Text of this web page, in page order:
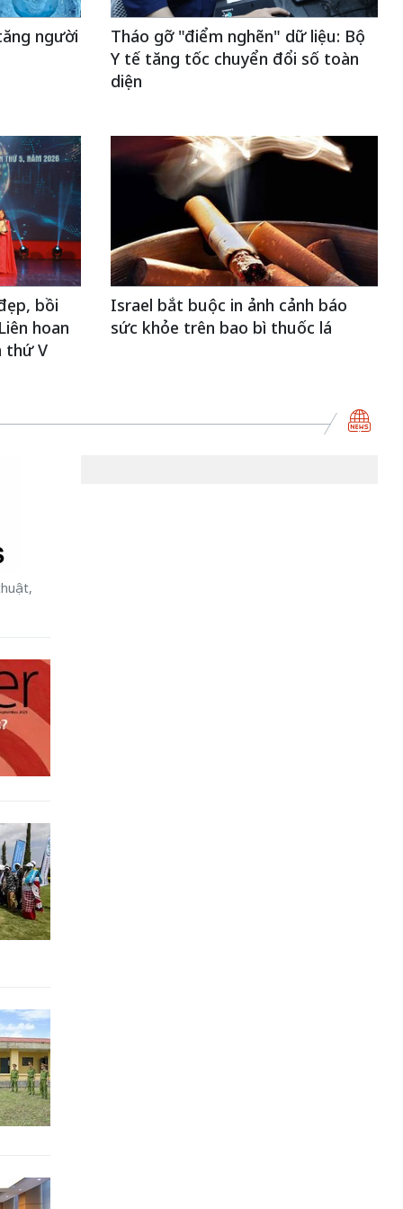
người
Tháo gỡ "điểm nghẽn" dữ liệu: Bộ
Y tế tăng tốc chuyển đổi số toàn
diện
bồi
hoan
thứ V
Israel bắt buộc in ảnh cảnh báo
sức khỏe trên bao bì thuốc lá